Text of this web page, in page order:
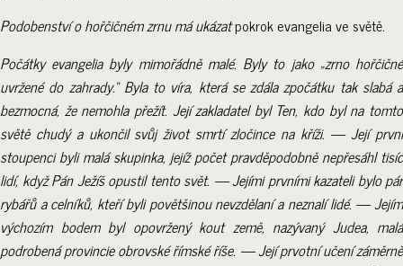
Podobenství o hořčičném zrnu má ukázatpokrok evangelia ve světě.
Počátky evangelia byly mimořádně malé. Byly to jako „zrno hořčičné
uvržené do zahrady.“ Byla to víra, která se zdála zpočátku tak slabá a
bezmocná, že nemohla přežít. Její zakladatel byl Ten, kdo byl na tomto
světě chudý a ukončil svůj život smrtí zločince na kříži. — Její první
stoupenci byli malá skupinka, jejíž počet pravděpodobně nepřesáhl tisíc
lidí, když Pán Ježíš opustil tento svět. — Jejími prvními kazateli bylo pár
rybářů a celníků, kteří byli povětšinou nevzdělaní a neznalí lidé. — Jejím
výchozím bodem byl opovržený kout země, nazývaný Judea, malá
podrobená provincie obrovské římské říše. — Její prvotní učení záměrně